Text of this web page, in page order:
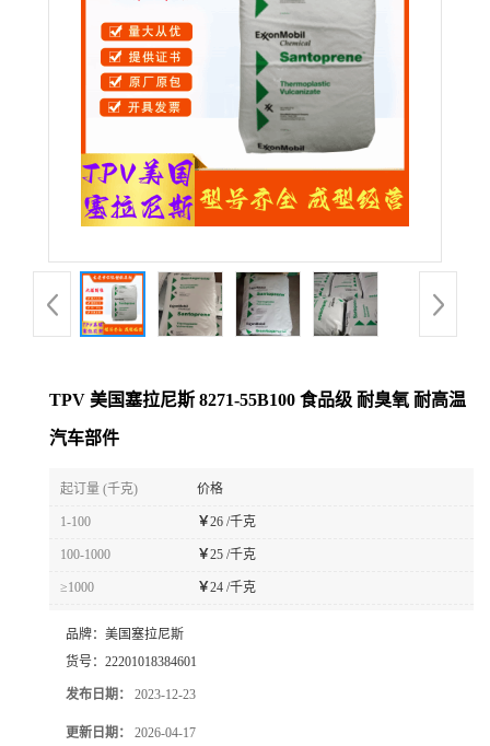
品
展
证
TPV 美国塞拉尼斯 8271-55B100 食品级 耐臭氧 耐高温
汽车部件
起订量 (千克) 价格
1-100 ￥26 /千克
100-1000 ￥25 /千克
≥1000 ￥24 /千克
品牌： 美国塞拉尼斯
货号： 22201018384601
发布日期： 2023-12-23
更新日期： 2026-04-17